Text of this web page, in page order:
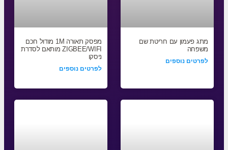
מתג פעמון עם חריטת שם
משפחה
לפרטים נוספים
מפסק תאורה 1M מודול חכם
ZIGBEE/WIFI מותאם לסדרת
ניסקו
לפרטים נוספים